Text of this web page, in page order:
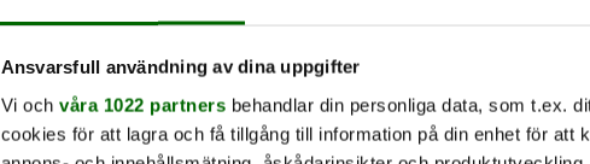
Ansvarsfull användning av dina uppgifter
Vi och våra 1022 partners behandlar din personliga data, som t.ex.
cookies för att lagra och få tillgång till information på din enhet för att